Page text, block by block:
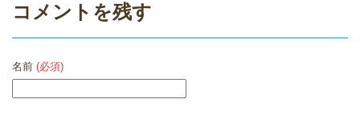
コメントを残す
名前 (必須)